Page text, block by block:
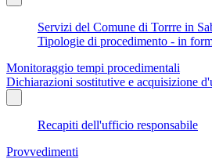
Servizi del Comune di Torrre in
Tipologie di procedimento - in
Monitoraggio tempi procedimentali
Dichiarazioni sostitutive e acquisizione
Recapiti dell'ufficio responsabile
Provvedimenti